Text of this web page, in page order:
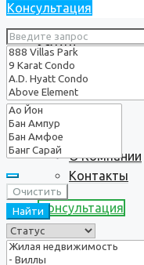
Услуги
О нас
О Компании
Контакты
Консультация
Консультация
Очистить
Найти